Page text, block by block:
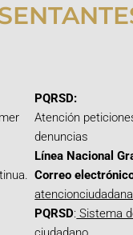
PQRSD:
Atención
denuncias
Línea Nacional
Correo
PQRSD: Sistema